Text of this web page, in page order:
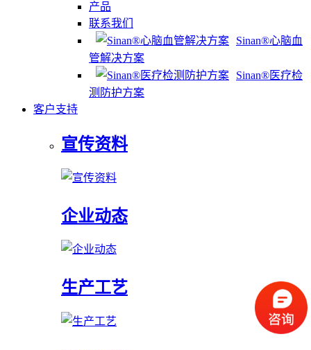
产品
联系我们
Sinan®心脑血
管解决方案
Sinan®医疗检
测防护方案
客户支持
宣传资料
企业动态
生产工艺